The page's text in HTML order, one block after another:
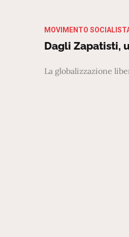
MOVIMENTO
Dagli Zapatisti,
La globalizzazione